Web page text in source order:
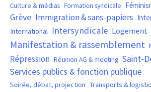
Culture & médias Formation syndicale
Grève Immigration & sans-papiers
International Intersyndicale Logement
Manifestation & rassemblement
Répression Réunion AG & meeting Saint-
Services publics & fonction publique
Soirée, débat, projection Transports &